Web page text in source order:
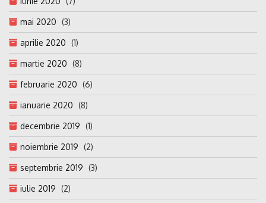
mai 2020 (3)
aprilie 2020 (1)
martie 2020 (8)
februarie 2020 (6)
ianuarie 2020 (8)
decembrie 2019 (1)
noiembrie 2019 (2)
septembrie 2019 (3)
iulie 2019 (2)